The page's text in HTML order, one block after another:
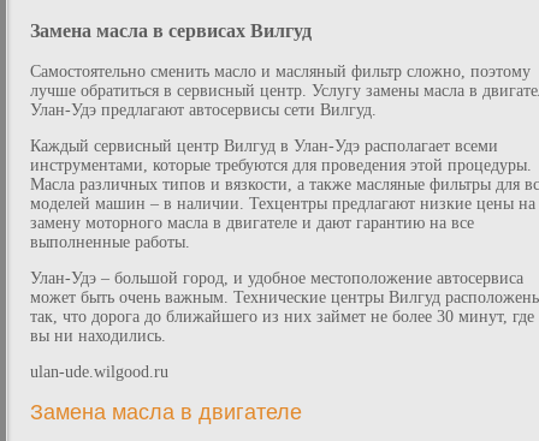
Замена масла в сервисах Вилгуд
Самостоятельно сменить масло и масляный фильтр сложно, поэтому
лучше обратиться в сервисный центр. Услугу замены масла в
Улан-Удэ предлагают автосервисы сети Вилгуд.
Каждый сервисный центр Вилгуд в Улан-Удэ располагает всеми
инструментами, которые требуются для проведения этой процедуры.
Масла различных типов и вязкости, а также масляные фильтры для
моделей машин – в наличии. Техцентры предлагают низкие цены на
замену моторного масла в двигателе и дают гарантию на все
выполненные работы.
Улан-Удэ – большой город, и удобное местоположение автосервиса
может быть очень важным. Технические центры Вилгуд
так, что дорога до ближайшего из них займет не более 30 минут,
вы ни находились.
ulan-ude.wilgood.ru
Замена масла в двигателе